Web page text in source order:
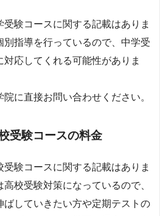
受験コースに関する記載はありま
指導を行っているので、中学受
応してくれる可能性がありま
に直接お問い合わせください。
受験コースの料金
受験コースに関する記載はありま
校受験対策になっているので、
ばしていきたい方や定期テストの